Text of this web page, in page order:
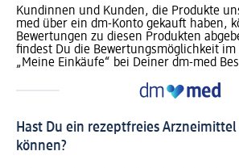
Kundinnen und Kunden, die Produkte
med über ein dm-Konto gekauft haben,
Bewertungen zu diesen Produkten
findest Du die Bewertungsmöglichkeit
„Meine Einkäufe“ bei Deiner dm-med
Hast Du ein rezeptfreies
können?